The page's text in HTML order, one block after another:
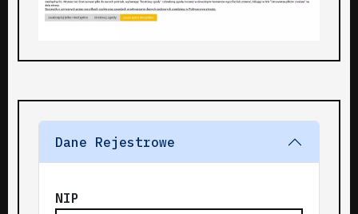
Dane Rejestrowe
NIP